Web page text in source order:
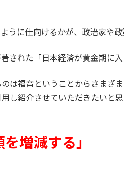
うに仕向けるかが、政治家や政
された「日本経済が黄金期に
は福音ということからさまざ
し紹介させていただきたいと思
増減する」